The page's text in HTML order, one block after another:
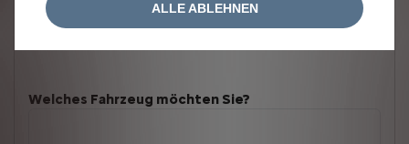
Welches Fahrzeug möchten Sie?
ALLE ABLEHNEN